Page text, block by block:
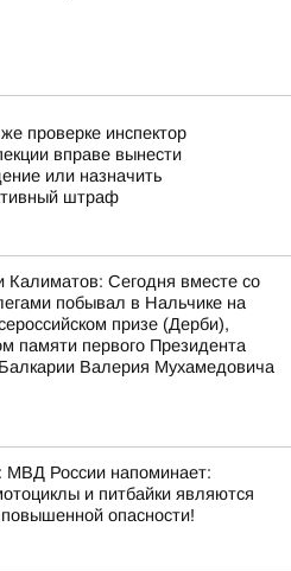
проверке инспектор
вправе вынести
или назначить
штраф
Сегодня вместе со
побывал в Нальчике на
призе (Дерби),
памяти первого Президента
Валерия Мухамедовича
МВД России напоминает:
и питбайки являются
опасности!